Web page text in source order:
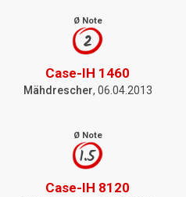
Ø Note
2
Case-IH 1460
Mähdrescher, 06.04.2013
Ø Note
1.5
Case-IH 8120